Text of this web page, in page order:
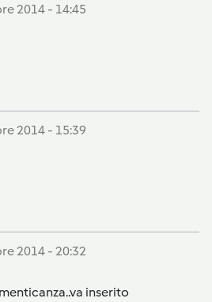
2014 - 14:45
2014 - 15:39
2014 - 20:32
inserito